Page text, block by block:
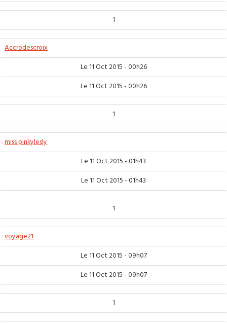
1
Accrodescroix
Le 11 Oct 2015 - 00h26
Le 11 Oct 2015 - 00h26
1
miss pinkylesly
Le 11 Oct 2015 - 01h43
Le 11 Oct 2015 - 01h43
1
voyage21
Le 11 Oct 2015 - 09h07
Le 11 Oct 2015 - 09h07
1